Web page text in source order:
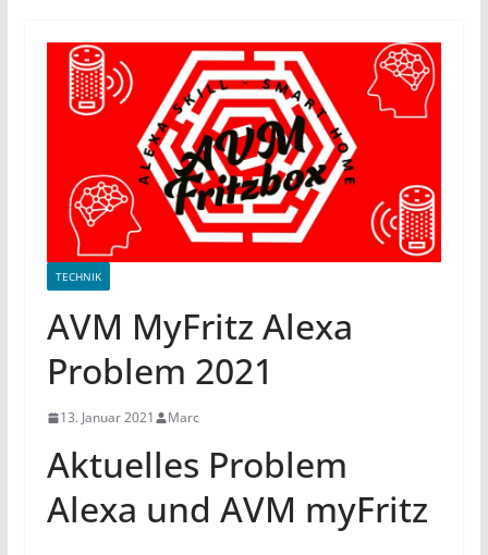
TECHNIK
AVM MyFritz Alexa
Problem 2021
13. Januar 2021 Marc
Aktuelles Problem
Alexa und AVM myFritz